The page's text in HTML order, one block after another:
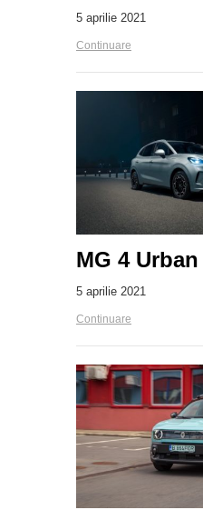
5 aprilie 2021
Continuare
MG 4 Urban
5 aprilie 2021
Continuare